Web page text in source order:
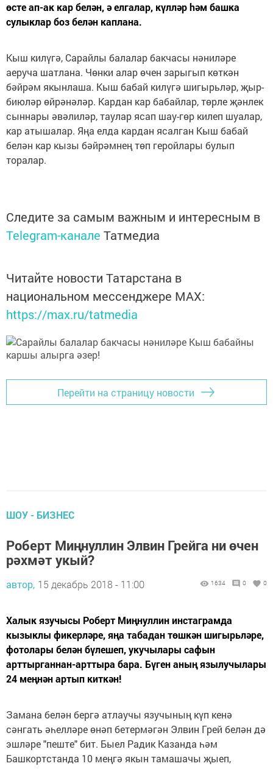
өсте ап-ак кар белән, ә елгалар, күлләр hәм башка
сулыклар боз белән каплана.
Кыш килүгә, Сарайлы балалар бакчасы нәниләре
аеруча шатлана. Чөнки алар өчен зарыгып көткән
бәйрәм якынлаша. Кыш бабай килүгә шигырьләр, җыр-
биюләр өйрәнәләр. Кардан кар бабайлар, төрле җәнлек
сыннары әвәлиләр, таулар ясап шау-гөр килеп шуалар,
кар атышалар. Яңа елда кардан ясалган Кыш бабай
белән кар кызы бәйрәмнең төп геройлары булып
торалар.
Следите за самым важным и интересным в
Telegram-канале Татмедиа
Читайте новости Татарстана в
национальном мессенджере MАХ:
https://max.ru/tatmedia
Перейти на страницу новости
ШОУ - БИЗНЕС
Роберт Миңнуллин Элвин Грейга ни өчен
рәхмәт укый?
автор, 15 декабрь 2018 - 11:00 1634 0 0
Халык язучысы Роберт Миңнуллин инстаграмда
кызыклы фикерләре, яңа табадан төшкән шигырьләре,
фотолары белән бүлешеп, укучылары сафын
арттырганнан-арттыра бара. Бүген аның язылучылары
24 меңнән артып киткән!
Замана белән бергә атлаучы язучының күп кенә
сәнгать әһелләре өнәп бетермәгән Элвин Грей белән дә
эшләре "пеште" бит. Быел Радик Казанда һәм
Башкортстанда 10 меңгә якын тамашачы җыеп,